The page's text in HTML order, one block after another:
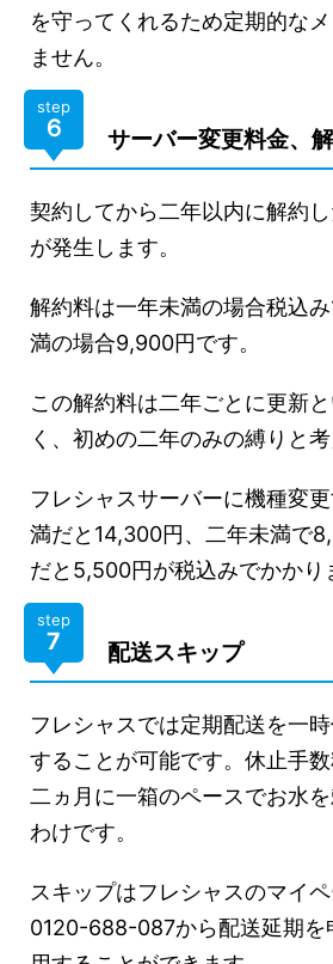
を守ってくれるため定期的な
ません。
step
６ サーバー変更料金、
契約してから二年以内に解約
が発生します。
解約料は一年未満の場合税込
満の場合9,900円です。
この解約料は二年ごとに更新
く、初めの二年のみの縛りと考
フレシャスサーバーに機種変
満だと14,300円、二年未満で
だと5,500円が税込みでかかり
step
7 配送スキップ
フレシャスでは定期配送を一時
することが可能です。休止手
二ヵ月に一箱のペースでお水
わけです。
スキップはフレシャスのマイ
0120-688-087から配送延期を